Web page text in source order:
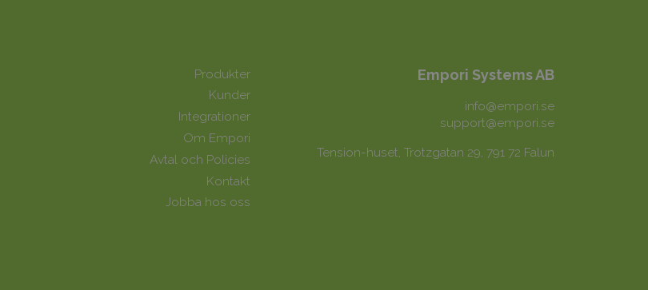
Produkter
Kunder
Integrationer
Om Empori
Avtal och Policies
Kontakt
Jobba hos oss
Empori Systems AB
info@empori.se
support@empori.se
Tension-huset, Trotzgatan 29 791 72 Falun